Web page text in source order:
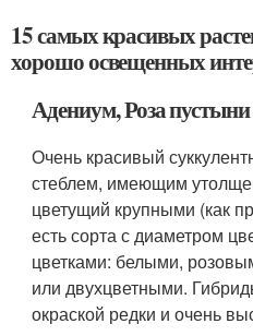
15 самых красивых
хорошо освещенных
Адениум, Роза пустыни
Очень красивый
стеблем, имеющим
цветущий крупными (как
есть сорта с диаметром
цветками: белыми,
или двухцветными.
окраской редки и очень